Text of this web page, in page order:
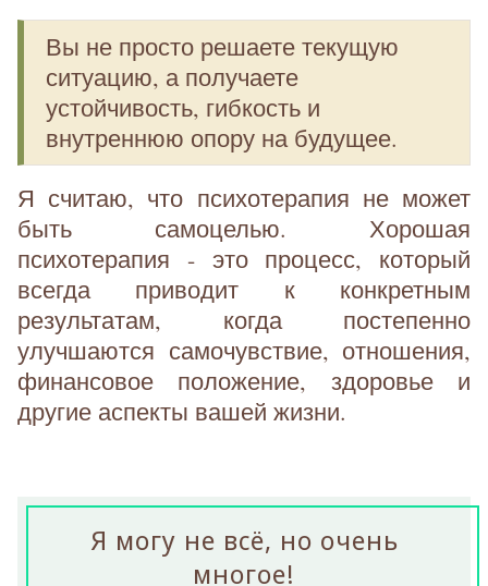
Вы не просто решаете текущую
ситуацию, а получаете
устойчивость, гибкость и
внутреннюю опору на будущее.
Я считаю, что психотерапия не может
быть самоцелью. Хорошая
психотерапия - это процесс, который
всегда приводит к конкретным
результатам, когда постепенно
улучшаются самочувствие, отношения,
финансовое положение, здоровье и
другие аспекты вашей жизни.
Я могу не всё, но очень
многое!